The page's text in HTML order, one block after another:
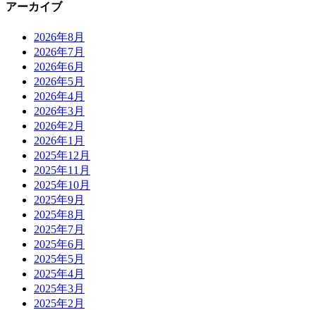
アーカイブ
2026年8月
2026年7月
2026年6月
2026年5月
2026年4月
2026年3月
2026年2月
2026年1月
2025年12月
2025年11月
2025年10月
2025年9月
2025年8月
2025年7月
2025年6月
2025年5月
2025年4月
2025年3月
2025年2月